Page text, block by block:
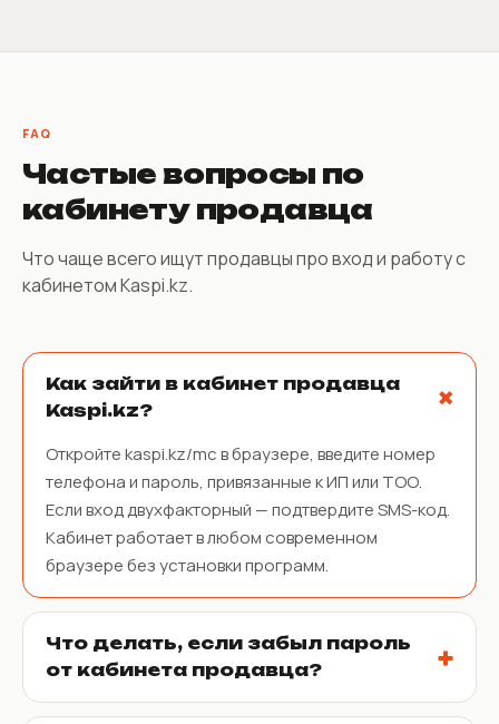
FAQ
Частые вопросы по
кабинету продавца
Что чаще всего ищут продавцы про вход и работу с
кабинетом Kaspi.kz.
Как зайти в кабинет продавца
Kaspi.kz?
Откройте kaspi.kz/mc в браузере, введите номер
телефона и пароль, привязанные к ИП или ТОО.
Если вход двухфакторный — подтвердите SMS-код.
Кабинет работает в любом современном
браузере без установки программ.
Что делать, если забыл пароль
от кабинета продавца?